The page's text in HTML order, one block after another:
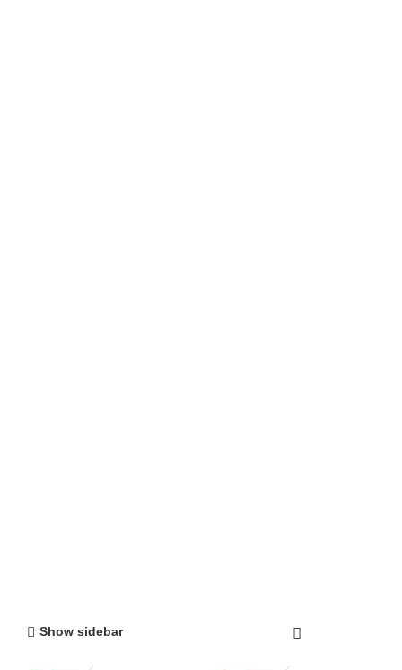
Show sidebar